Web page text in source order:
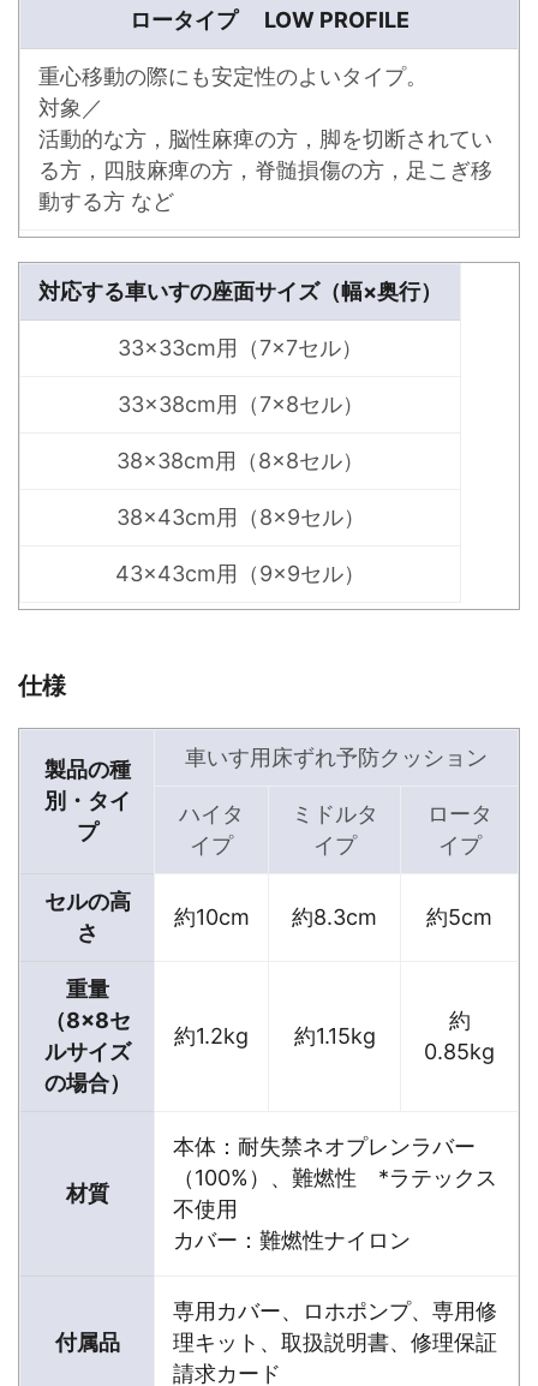
ロータイプ LOW PROFILE
重心移動の際にも安定性のよいタイプ。
対象／
活動的な方，脳性麻痺の方，脚を切断されてい
る方，四肢麻痺の方，脊髄損傷の方，足こぎ移
動する方 など
対応する車いすの座面サイズ（幅×奥行）
33×33cm用（7×7セル）
33×38cm用（7×8セル）
38×38cm用（8×8セル）
38×43cm用（8×9セル）
43×43cm用（9×9セル）
仕様
製品の種
別・タイ
プ
車いす用床ずれ予防クッション
ハイタ
イプ
ミドルタ
イプ
ロータ
イプ
セルの高
さ
約10cm 約8.3cm 約5cm
重量
（8×8セ
ルサイズ
の場合）
約1.2kg 約1.15kg
約
0.85kg
材質
本体：耐失禁ネオプレンラバー
（100%）、難燃性 *ラテックス
不使用
カバー：難燃性ナイロン
付属品
専用カバー、ロホポンプ、専用修
理キット、取扱説明書、修理保証
請求カード